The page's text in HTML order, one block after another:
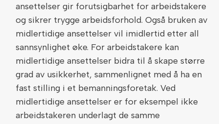
ansettelser gir forutsigbarhet for arbeidstakere
og sikrer trygge arbeidsforhold. Også bruken av
midlertidige ansettelser vil imidlertid etter all
sannsynlighet øke. For arbeidstakere kan
midlertidige ansettelser bidra til å skape større
grad av usikkerhet, sammenlignet med å ha en
fast stilling i et bemanningsforetak. Ved
midlertidige ansettelser er for eksempel ikke
arbeidstakeren underlagt de samme